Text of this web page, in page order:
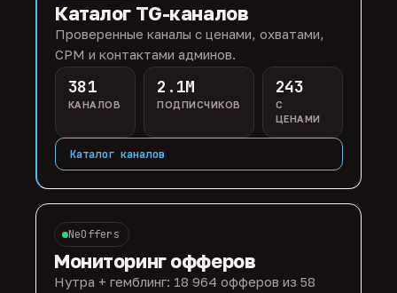
Каталог TG-каналов
Проверенные каналы с ценами, охватами,
CPM и контактами админов.
381
КАНАЛОВ
2.1M
ПОДПИСЧИКОВ
243
С
ЦЕНАМИ
Каталог каналов
NeOffers
Мониторинг офферов
Нутра + гемблинг: 18 964 офферов из 58